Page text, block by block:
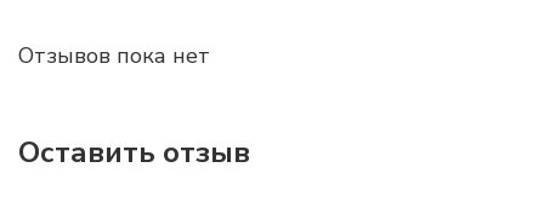
Отзывов пока нет
Оставить отзыв